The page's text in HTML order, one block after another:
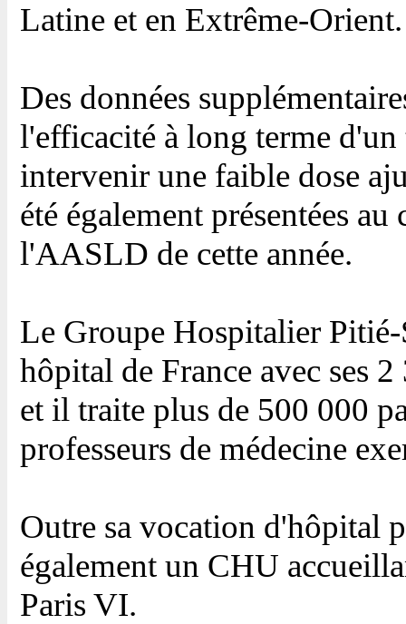
Latine et en Extrême-Orient.
Des données
l'efficacité à long terme
intervenir une faible dose
été également présentées
l'AASLD de cette année.
Le Groupe Hospitalier
hôpital de France avec ses
et il traite plus de 500 000
professeurs de médecine
Outre sa vocation d'hôpital
également un CHU
Paris VI.